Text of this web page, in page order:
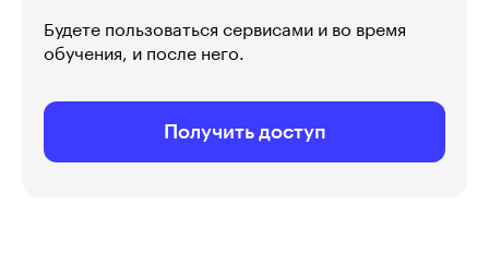
Будете пользоваться сервисами и во время
обучения, и после него.
Получить доступ